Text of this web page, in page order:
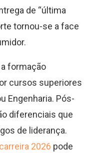
de “última
tornou-se a face
formação
cursos superiores
Engenharia. Pós-
diferenciais que
de liderança.
2026 pode